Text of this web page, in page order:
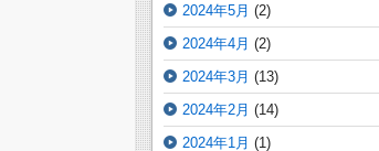
2024年5月 (2)
2024年4月 (2)
2024年3月 (13)
2024年2月 (14)
2024年1月 (1)